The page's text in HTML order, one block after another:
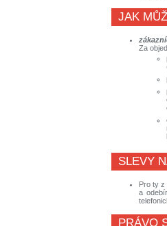
JAK
Za
SLEVY
Pro ty z
a
PRÁVO